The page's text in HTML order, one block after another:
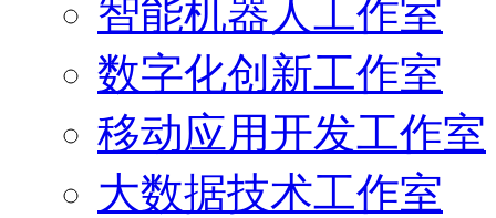
智能机器人工作室
数字化创新工作室
移动应用开发工作室
大数据技术工作室